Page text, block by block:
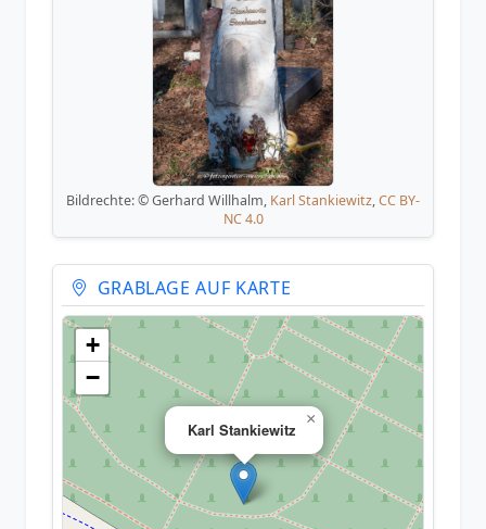
Bildrechte: © Gerhard Willhalm, Karl Stankiewitz,CC BY-
NC 4.0
GRABLAGE AUF KARTE
Karl Stankiewitz
×
+
−